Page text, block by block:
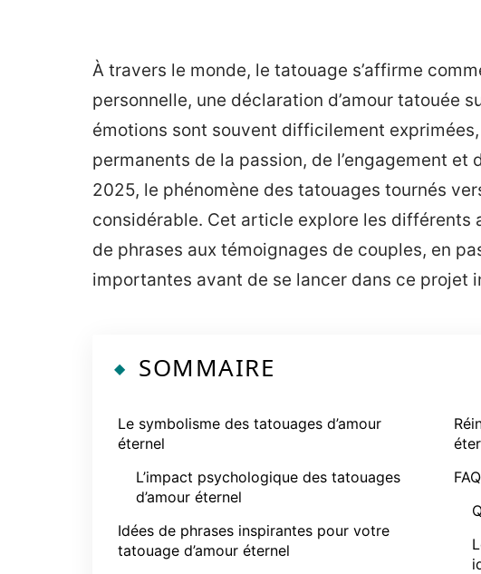
À travers le monde, le tatouage s’affirme
personnelle, une déclaration d’amour tatouée
émotions sont souvent difficilement
permanents de la passion, de l’engagement et
2025, le phénomène des tatouages tournés
considérable. Cet article explore les
de phrases aux témoignages de couples, en
importantes avant de se lancer dans ce projet
SOMMAIRE
Le symbolisme des tatouages d’amour
éternel
L’impact psychologique des tatouages
d’amour éternel
Idées de phrases inspirantes pour votre
tatouage d’amour éternel
FAQ